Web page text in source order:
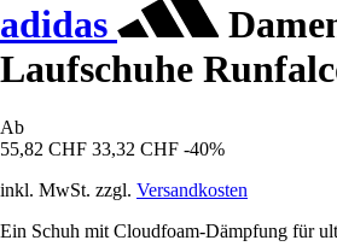
adidas
Laufschuhe
Ab
55,82 CHF 33,32 CHF -40%
inkl. MwSt. zzgl. Versandkosten
Ein Schuh mit Cloudfoam-Dämpfung für